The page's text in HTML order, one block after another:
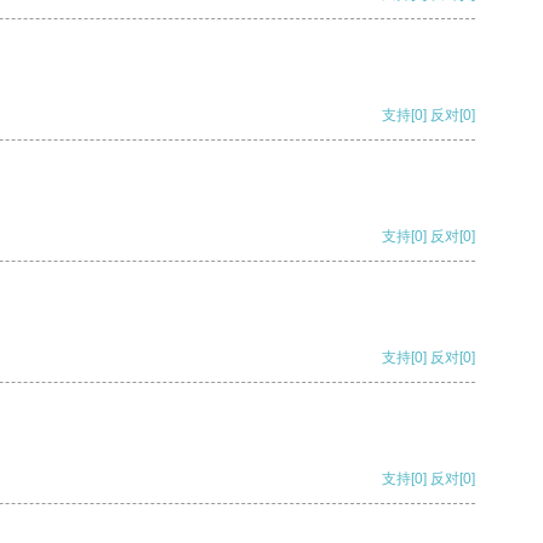
支持[0] 反对[0]
支持[0] 反对[0]
支持[0] 反对[0]
支持[0] 反对[0]